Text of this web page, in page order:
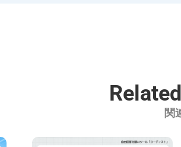
いただいたうえで、合理的な期間内に
区西新橋1-5-5 ビュロー西新橋2F
関